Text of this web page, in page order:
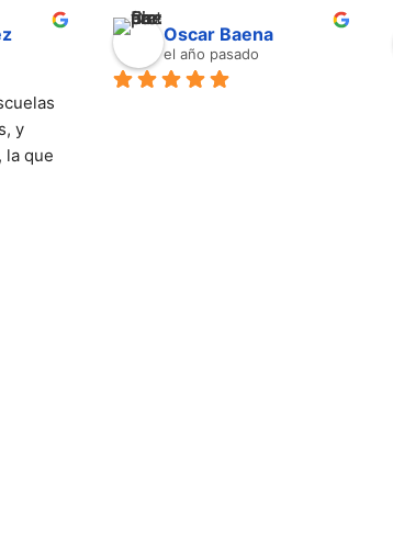
y
la que
Oscar Baena
el año pasado